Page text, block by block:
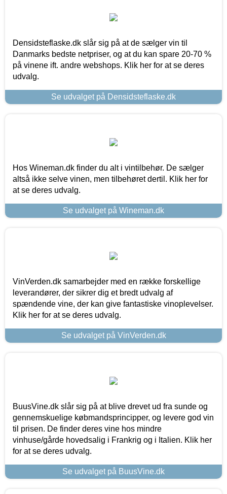
Densidsteflaske.dk slår sig på at de sælger vin til
Danmarks bedste netpriser, og at du kan spare 20-70 %
på vinene ift. andre webshops. Klik her for at se deres
udvalg.
Se udvalget på Densidsteflaske.dk
Hos Wineman.dk finder du alt i vintilbehør. De sælger
altså ikke selve vinen, men tilbehøret dertil. Klik her for
at se deres udvalg.
Se udvalget på Wineman.dk
VinVerden.dk samarbejder med en række forskellige
leverandører, der sikrer dig et bredt udvalg af
spændende vine, der kan give fantastiske vinoplevelser.
Klik her for at se deres udvalg.
Se udvalget på VinVerden.dk
BuusVine.dk slår sig på at blive drevet ud fra sunde og
gennemskuelige købmandsprincipper, og levere god vin
til prisen. De finder deres vine hos mindre
vinhuse/gårde hovedsalig i Frankrig og i Italien. Klik her
for at se deres udvalg.
Se udvalget på BuusVine.dk